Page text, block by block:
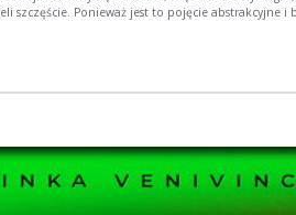
szczęście. Ponieważ jest to pojęcie abstrakcyjne i
w kształcie, który najbardziej nam